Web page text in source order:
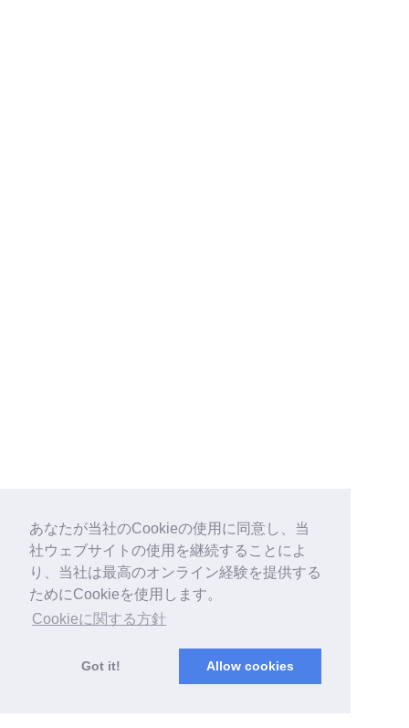
あなたが当社のCookieの使用に同意し、当
社ウェブサイトの使用を継続することによ
り、当社は最高のオンライン経験を提供する
ためにCookieを使用します。
Cookieに関する方針
Got it! Allow cookies